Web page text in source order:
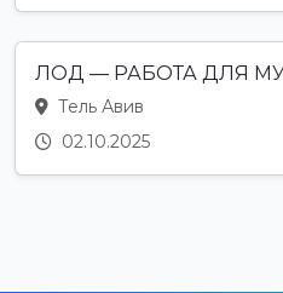
ЛОД — РАБОТА ДЛЯ
Тель Авив
02.10.2025